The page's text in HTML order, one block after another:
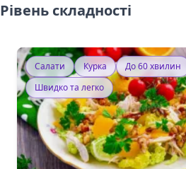
Рівень складності
Салати Курка
До 60 хвилин
Швидко та легко